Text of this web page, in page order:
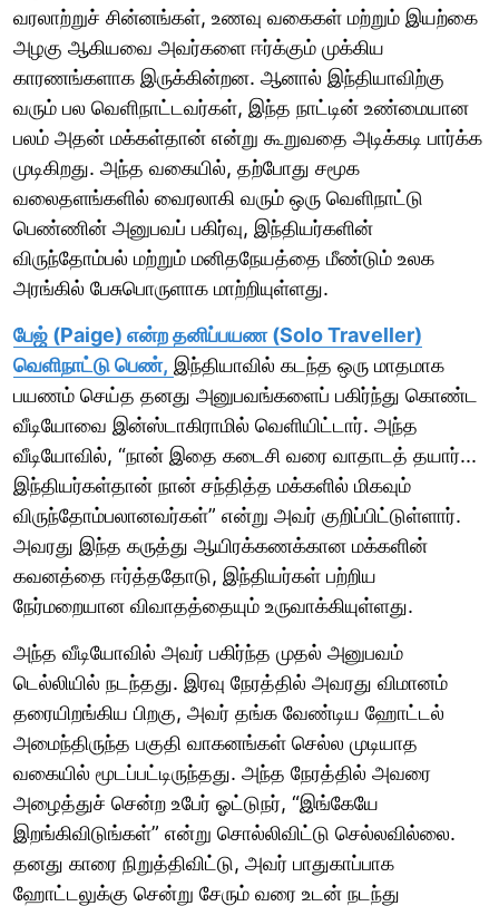
வரலாற்றுச் சின்னங்கள், உணவு வகைகள் மற்றும் இயற்கை
அழகு ஆகியவை அவர்களை ஈர்க்கும் முக்கிய
காரணங்களாக இருக்கின்றன. ஆனால் இந்தியாவிற்கு
வரும் பல வெளிநாட்டவர்கள், இந்த நாட்டின் உண்மையான
பலம் அதன் மக்கள்தான் என்று கூறுவதை அடிக்கடி பார்க்க
முடிகிறது. அந்த வகையில், தற்போது சமூக
வலைதளங்களில் வைரலாகி வரும் ஒரு வெளிநாட்டு
பெண்ணின் அனுபவப் பகிர்வு, இந்தியர்களின்
விருந்தோம்பல் மற்றும் மனிதநேயத்தை மீண்டும் உலக
அரங்கில் பேசுபொருளாக மாற்றியுள்ளது.
பேஜ் (Paige) என்ற தனிப்பயண (Solo Traveller)
வெளிநாட்டு பெண், இந்தியாவில் கடந்த ஒரு மாதமாக
பயணம் செய்த தனது அனுபவங்களைப் பகிர்ந்து கொண்ட
வீடியோவை இன்ஸ்டாகிராமில் வெளியிட்டார். அந்த
வீடியோவில், “நான் இதை கடைசி வரை வாதாடத் தயார்...
இந்தியர்கள்தான் நான் சந்தித்த மக்களில் மிகவும்
விருந்தோம்பலானவர்கள்” என்று அவர் குறிப்பிட்டுள்ளார்.
அவரது இந்த கருத்து ஆயிரக்கணக்கான மக்களின்
கவனத்தை ஈர்த்ததோடு, இந்தியர்கள் பற்றிய
நேர்மறையான விவாதத்தையும் உருவாக்கியுள்ளது.
அந்த வீடியோவில் அவர் பகிர்ந்த முதல் அனுபவம்
டெல்லியில் நடந்தது. இரவு நேரத்தில் அவரது விமானம்
தரையிறங்கிய பிறகு, அவர் தங்க வேண்டிய ஹோட்டல்
அமைந்திருந்த பகுதி வாகனங்கள் செல்ல முடியாத
வகையில் மூடப்பட்டிருந்தது. அந்த நேரத்தில் அவரை
அழைத்துச் சென்ற உபேர் ஓட்டுநர், “இங்கேயே
இறங்கிவிடுங்கள்” என்று சொல்லிவிட்டு செல்லவில்லை.
தனது காரை நிறுத்திவிட்டு, அவர் பாதுகாப்பாக
ஹோட்டலுக்கு சென்று சேரும் வரை உடன் நடந்து